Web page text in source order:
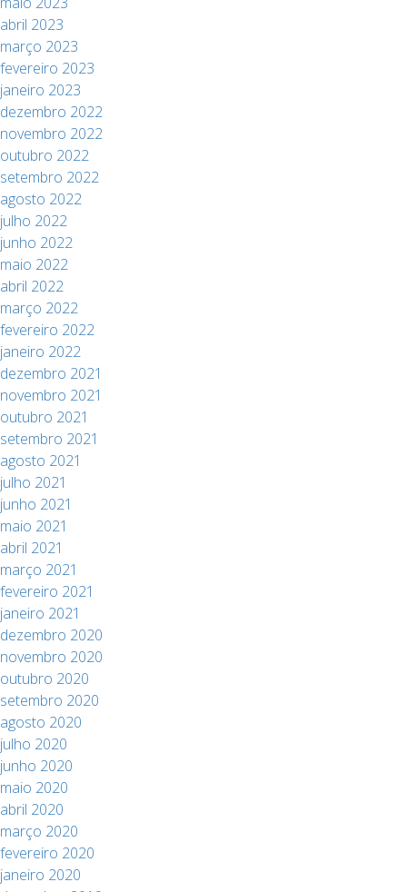
abril 2023
março 2023
fevereiro 2023
janeiro 2023
dezembro 2022
novembro 2022
outubro 2022
setembro 2022
agosto 2022
julho 2022
junho 2022
maio 2022
abril 2022
março 2022
fevereiro 2022
janeiro 2022
dezembro 2021
novembro 2021
outubro 2021
setembro 2021
agosto 2021
julho 2021
junho 2021
maio 2021
abril 2021
março 2021
fevereiro 2021
janeiro 2021
dezembro 2020
novembro 2020
outubro 2020
setembro 2020
agosto 2020
julho 2020
junho 2020
maio 2020
abril 2020
março 2020
fevereiro 2020
janeiro 2020